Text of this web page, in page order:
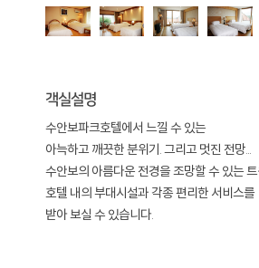
객실설명
수안보파크호텔에서 느낄 수 있는
아늑하고 깨끗한 분위기. 그리고 멋진 전망...
수안보의 아름다운 전경을 조망할 수 있는
호텔 내의 부대시설과 각종 편리한 서비스를
받아 보실 수 있습니다.